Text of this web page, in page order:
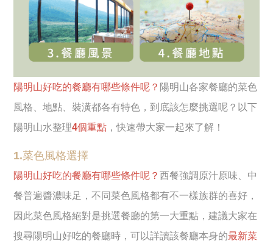
陽明山好吃的餐廳有哪些條件呢？ 陽明山各家餐廳的菜色
風格、地點、裝潢都各有特色，到底該怎麼挑選呢？以下
陽明山水整理4個重點 ，快速帶大家一起來了解！
1.菜色風格選擇
陽明山好吃的餐廳有哪些條件呢？西餐強調原汁原味、中
餐普遍醬濃味足，不同菜色風格都有不一樣族群的喜好，
因此菜色風格絕對是挑選餐廳的第一大重點，建議大家在
搜尋陽明山好吃的餐廳時，可以詳讀該餐廳本身的最新菜